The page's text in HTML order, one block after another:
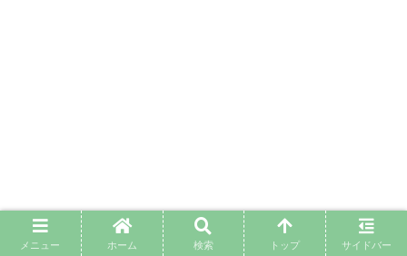
メニュー ホーム 検索 トップ サイドバー